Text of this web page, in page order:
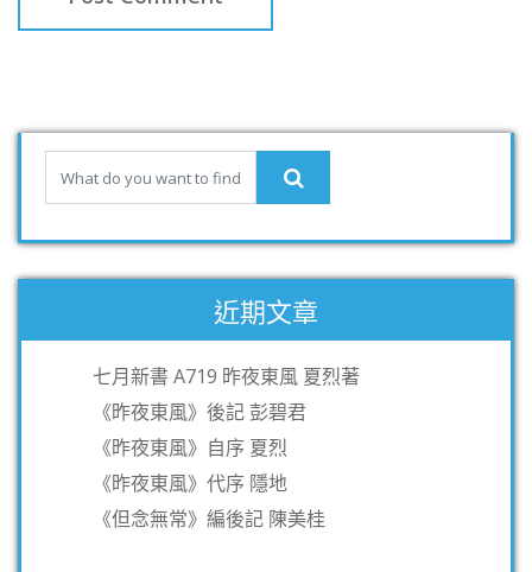
近期文章
七月新書 A719 昨夜東風 夏烈著
《昨夜東風》後記 彭碧君
《昨夜東風》自序 夏烈
《昨夜東風》代序 隱地
《但念無常》編後記 陳美桂